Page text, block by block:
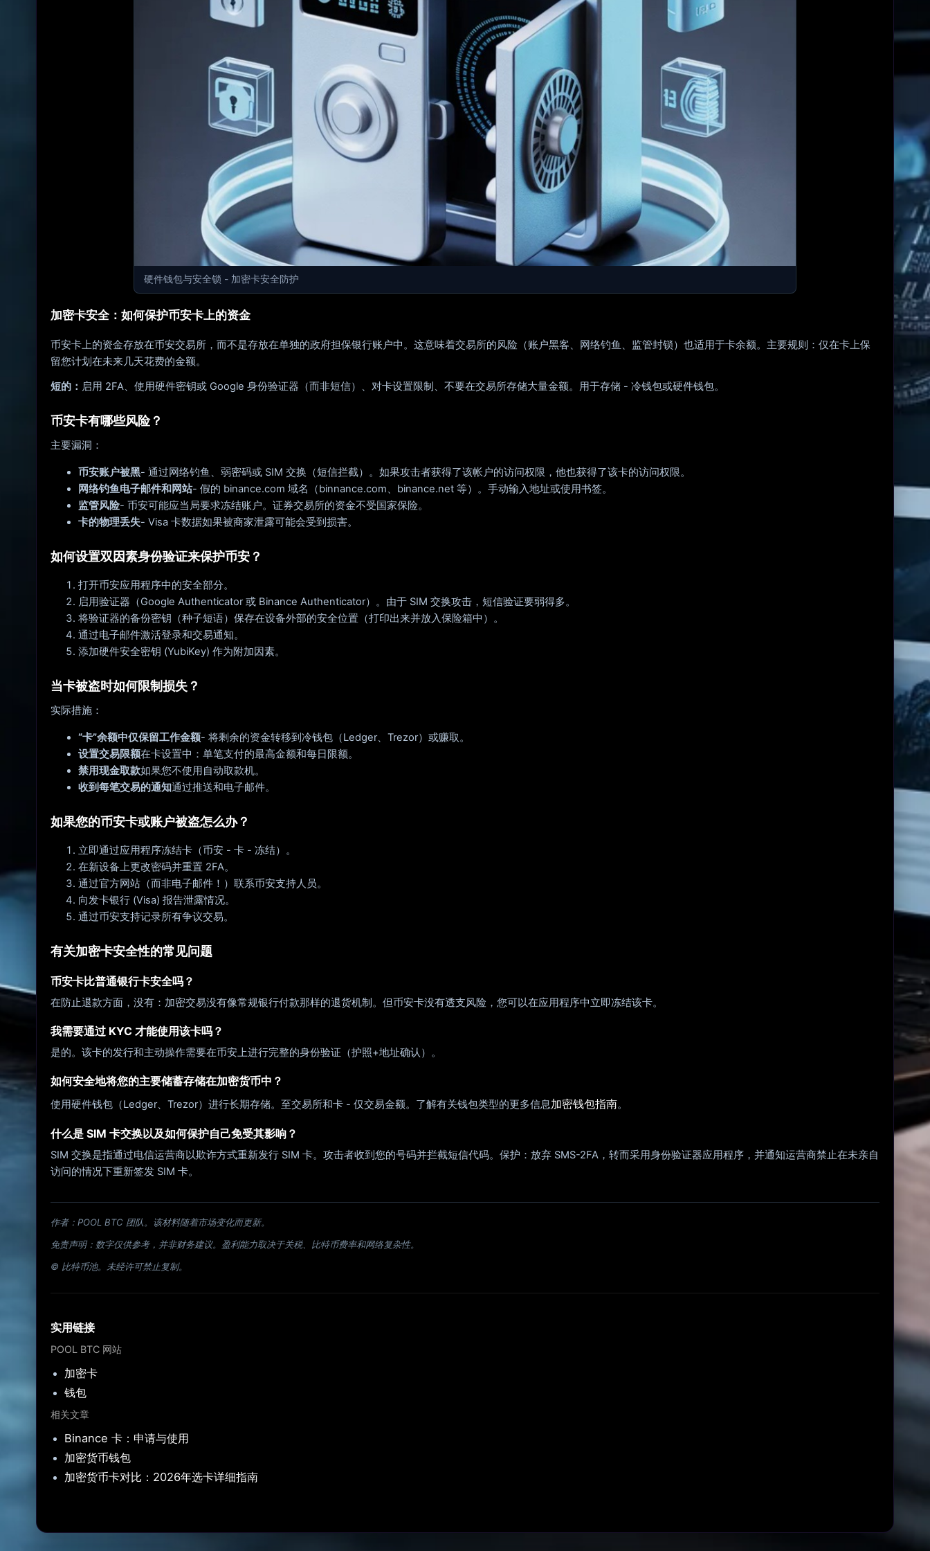
硬件钱包与安全锁 - 加密卡安全防护
加密卡安全：如何保护币安卡上的资金
币安卡上的资金存放在币安交易所，而不是存放在单独的政府担保银行账户中。这意味着交易所的风险（账户黑客、网络钓鱼、监管封锁）也适用于卡余额。主要规则：仅在卡上保
留您计划在未来几天花费的金额。
短的： 启用 2FA、使用硬件密钥或 Google 身份验证器（而非短信）、对卡设置限制、不要在交易所存储大量金额。用于存储 - 冷钱包或硬件钱包。
币安卡有哪些风险？
主要漏洞：
币安账户被黑- 通过网络钓鱼、弱密码或 SIM 交换（短信拦截）。如果攻击者获得了该帐户的访问权限，他也获得了该卡的访问权限。
网络钓鱼电子邮件和网站- 假的 binance.com 域名（binnance.com、binance.net 等）。手动输入地址或使用书签。
监管风险- 币安可能应当局要求冻结账户。证券交易所的资金不受国家保险。
卡的物理丢失- Visa 卡数据如果被商家泄露可能会受到损害。
如何设置双因素身份验证来保护币安？
打开币安应用程序中的安全部分。
启用验证器（Google Authenticator 或 Binance Authenticator）。由于 SIM 交换攻击，短信验证要弱得多。
将验证器的备份密钥（种子短语）保存在设备外部的安全位置（打印出来并放入保险箱中）。
通过电子邮件激活登录和交易通知。
添加硬件安全密钥 (YubiKey) 作为附加因素。
当卡被盗时如何限制损失？
实际措施：
“卡”余额中仅保留工作金额- 将剩余的资金转移到冷钱包（Ledger、Trezor）或赚取。
设置交易限额在卡设置中：单笔支付的最高金额和每日限额。
禁用现金取款如果您不使用自动取款机。
收到每笔交易的通知通过推送和电子邮件。
如果您的币安卡或账户被盗怎么办？
立即通过应用程序冻结卡（币安 - 卡 - 冻结）。
在新设备上更改密码并重置 2FA。
通过官方网站（而非电子邮件！）联系币安支持人员。
向发卡银行 (Visa) 报告泄露情况。
通过币安支持记录所有争议交易。
有关加密卡安全性的常见问题
币安卡比普通银行卡安全吗？
在防止退款方面，没有：加密交易没有像常规银行付款那样的退货机制。但币安卡没有透支风险，您可以在应用程序中立即冻结该卡。
我需要通过 KYC 才能使用该卡吗？
是的。该卡的发行和主动操作需要在币安上进行完整的身份验证（护照+地址确认）。
如何安全地将您的主要储蓄存储在加密货币中？
使用硬件钱包（Ledger、Trezor）进行长期存储。至交易所和卡 - 仅交易金额。了解有关钱包类型的更多信息加密钱包指南。
什么是 SIM 卡交换以及如何保护自己免受其影响？
SIM 交换是指通过电信运营商以欺诈方式重新发行 SIM 卡。攻击者收到您的号码并拦截短信代码。保护：放弃 SMS-2FA，转而采用身份验证器应用程序，并通知运营商禁止在未亲自
访问的情况下重新签发 SIM 卡。
作者：POOL BTC 团队。该材料随着市场变化而更新。
免责声明：数字仅供参考，并非财务建议。盈利能力取决于关税、比特币费率和网络复杂性。
© 比特币池。未经许可禁止复制。
实用链接
POOL BTC 网站
加密卡
钱包
相关文章
Binance 卡：申请与使用
加密货币钱包
加密货币卡对比：2026年选卡详细指南